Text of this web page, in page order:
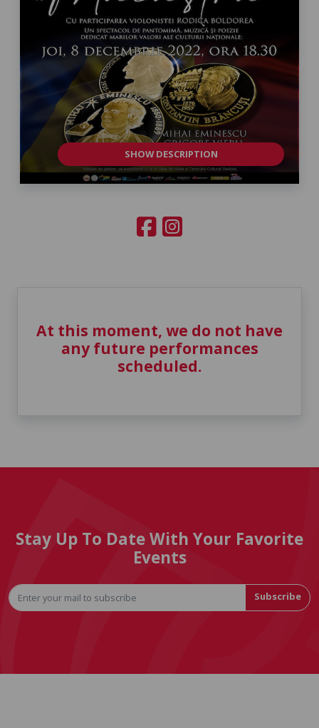
SHOW DESCRIPTION
At this moment, we do not have
any future performances
scheduled.
Stay Up To Date With Your Favorite
Events
Subscribe